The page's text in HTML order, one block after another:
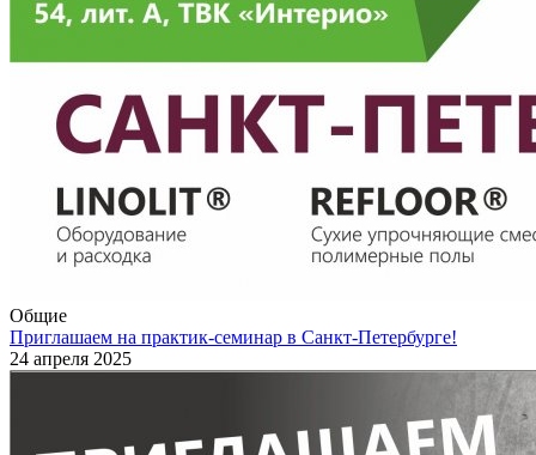
Общие
Приглашаем на практик-семинар в Санкт-Петербурге!
24 апреля 2025